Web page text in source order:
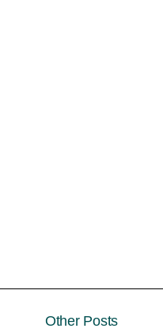
Other Posts